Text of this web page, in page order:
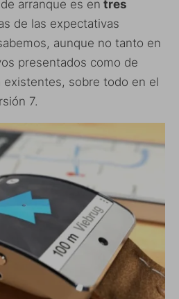
arranque es en tres
de las expectativas
aunque no tanto en
presentados como de
existentes, sobre todo en el
7.